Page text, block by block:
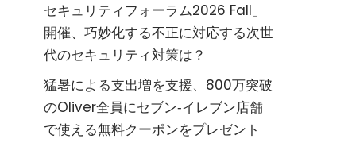
セキュリティフォーラム2026 Fall」
開催、巧妙化する不正に対応する次世
代のセキュリティ対策は？
猛暑による支出増を支援、800万突破
のOliver全員にセブン‐イレブン店舗
で使える無料クーポンをプレゼント